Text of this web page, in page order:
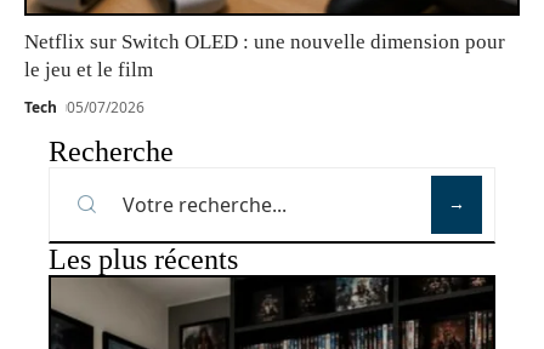
Netflix sur Switch OLED : une nouvelle dimension pour
le jeu et le film
Tech 05/07/2026
Recherche
Les plus récents